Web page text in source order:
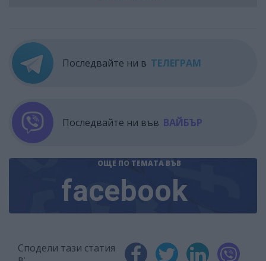
Последвайте ни в ТЕЛЕГРАМ
Последвайте ни във ВАЙБЪР
ОЩЕ ПО ТЕМАТА ВЪВ
facebook
Сподели тази статия